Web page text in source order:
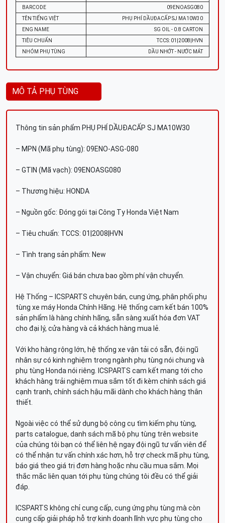
BARCODE
09ENOASG080
TÊN TIẾNG VIỆT
PHỤ PHÍ DẦUÐACẤP SJ MA10W30
ENG NAME
SG OIL - 0.8 CARTON
TIÊU CHUẨN
TCCS: 01|2008|HVN
NHÓM PHỤ TÙNG
DẦU NHỚT - NƯỚC MÁT
MÔ TẢ PHỤ TÙNG
Thông tin sản phẩm PHỤ PHÍ DẦUÐACẤP SJ MA10W30
– MPN (Mã phụ tùng): 09ENO-ASG-080
– GTIN (Mã vạch): 09ENOASG080
– Thương hiệu: HONDA
– Nguồn gốc: Đóng gói tại Công Ty Honda Việt Nam
– Tiêu chuẩn: TCCS: 01|2008|HVN
– Tình trạng sản phẩm: New
– Vận chuyển: Giá bán chưa bao gồm phí vận chuyển.
Hệ Thống – ICSPARTS chuyên bán, cung ứng, phân phối phụ
tùng xe máy Honda Chính Hãng. Hệ thống cam kết bán 100%
sản phẩm là hàng chính hãng, sẵn sàng xuất hóa đơn VAT
cho đại lý, cửa hàng và cả khách hàng mua lẻ.
Với kho hàng rộng lớn, hệ thống xe vận tải có sẵn, đội ngũ
nhân sự có kinh nghiệm trong ngành phụ tùng nói chung và
phụ tùng Honda nói riêng. ICSPARTS cam kết mang tới cho
khách hàng trải nghiệm mua sắm tốt đi kèm chính sách giá
cạnh tranh, chính sách hậu mãi dành cho khách hàng thân
thiết.
Ngoài việc có thể sử dụng bộ công cụ tìm kiếm phụ tùng,
parts catalogue, danh sách mã bộ phụ tùng trên website
của chúng tôi bạn có thể liên hệ ngay đội ngũ tư vấn viên để
có thể nhận tư vấn chính xác hơn, hỗ trợ check mã phụ tùng,
báo giá theo giá trị đơn hàng hoặc nhu cầu mua sắm. Mọi
thắc mắc liên quan tới phụ tùng chúng tôi đều có thể giải
đáp.
ICSPARTS không chỉ cung cấp, cung ứng phụ tùng mà còn
cung cấp giải pháp hỗ trợ kinh doanh lĩnh vực phụ tùng cho